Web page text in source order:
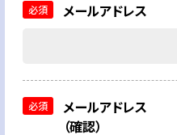
メールアドレス
必須
メールアドレス
（確認）
必須